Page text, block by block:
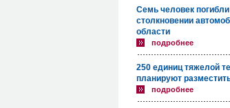
Семь человек
столкновении
области
подробнее
250 единиц тяжелой
планируют
подробнее